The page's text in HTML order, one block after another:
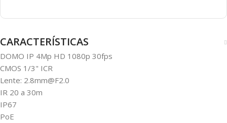
CARACTERÍSTICAS
DOMO IP 4Mp HD 1080p 30fps
CMOS 1/3" ICR
Lente: 2.8mm@F2.0
IR 20 a 30m
IP67
PoE